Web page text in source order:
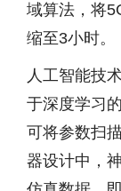
域算法，将
缩至3小时。
人工智能技
于深度学习
可将参数扫
器设计中，